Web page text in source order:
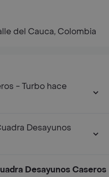
del Cauca, Colombia
- Turbo hace
Desayunos
Desayunos Caseros